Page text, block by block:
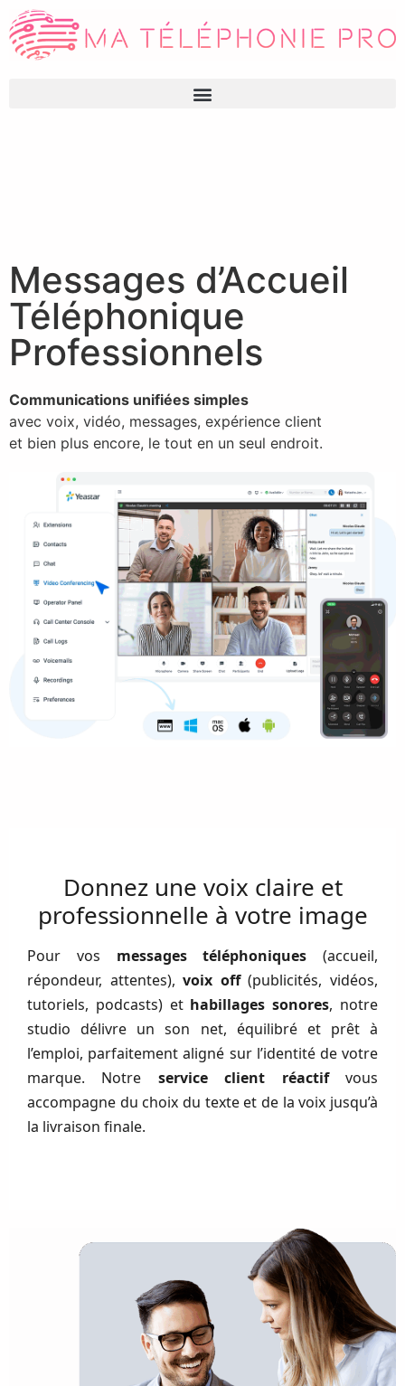
Messages d’Accueil
Téléphonique
Professionnels
Communications unifiées simples
avec voix, vidéo, messages, expérience client
et bien plus encore, le tout en un seul endroit.
Donnez une voix claire et
professionnelle à votre image
Pour vos messages téléphoniques (accueil,
répondeur, attentes),voix off(publicités, vidéos,
tutoriels, podcasts) et habillages sonores, notre
studio délivre un son net, équilibré et prêt à
l’emploi, parfaitement aligné sur l’identité de votre
marque. Notre service client réactifvous
accompagne du choix du texte et de la voix jusqu’à
la livraison finale.